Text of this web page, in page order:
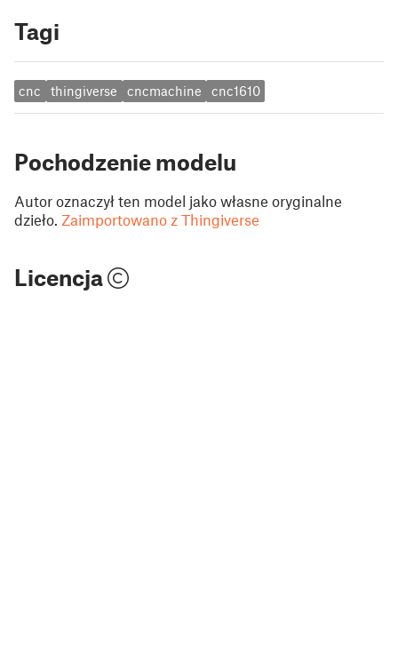
Tagi
cnc thingiverse cncmachine cnc1610
Pochodzenie modelu
Autor oznaczył ten model jako własne oryginalne
dzieło. Zaimportowano z Thingiverse
Licencja